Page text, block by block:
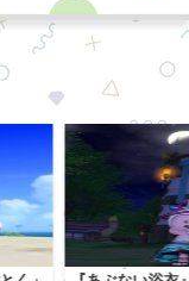
次へ
検索